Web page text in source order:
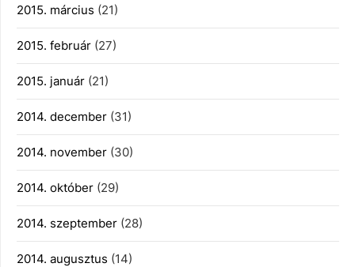
2015. március (21)
2015. február (27)
2015. január (21)
2014. december (31)
2014. november (30)
2014. október (29)
2014. szeptember (28)
2014. augusztus (14)